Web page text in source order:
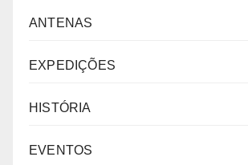
ANTENAS
EXPEDIÇÕES
HISTÓRIA
EVENTOS